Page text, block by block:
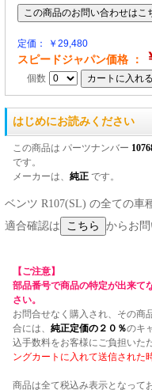
定価： ￥29,480
スピードジャパン価格 ：
個数
はじめにお読みください
この商品は パーツナンバー
です。
メーカーは、 純正 です。
ベンツ R107(SL) の全ての車
適合確認は
からお問
【ご注意】
部品番号で商品の特定が出来て
さい。
お問合せなく購入され、その商
合には、 純正定価の２０％のキ
込手数料をお客様にご負担いた
ングカートに入れて送信された
商品は全て税込み表示となって